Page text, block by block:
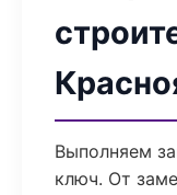
Выполняем
ключ. От